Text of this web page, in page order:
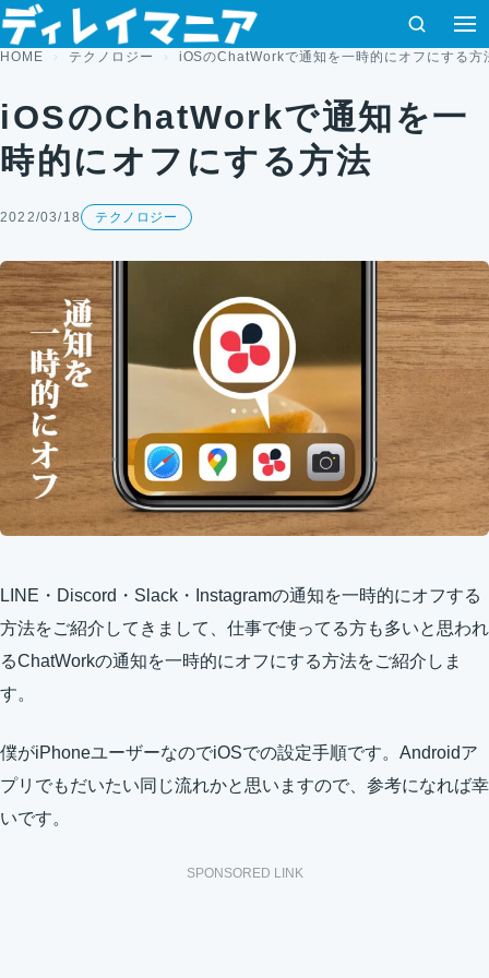
コンテンツへスキップ
検索
HOME テクノロジー iOSのChatWorkで通知を一時的にオフにする方
iOSのChatWorkで通知を一
時的にオフにする方法
2022/03/18 テクノロジー
LINE・Discord・Slack・Instagramの通知を一時的にオフする
方法をご紹介してきまして、仕事で使ってる方も多いと思われ
るChatWorkの通知を一時的にオフにする方法をご紹介しま
す。
僕がiPhoneユーザーなのでiOSでの設定手順です。Androidア
プリでもだいたい同じ流れかと思いますので、参考になれば幸
いです。
SPONSORED LINK